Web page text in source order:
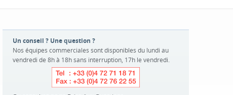
Un conseil ? Une question ?
Nos équipes commerciales sont disponibles du lundi au
vendredi de 8h à 18h sans interruption, 17h le vendredi.